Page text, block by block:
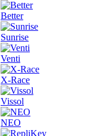
Better
Sunrise
Venti
X-Race
Vissol
NEO